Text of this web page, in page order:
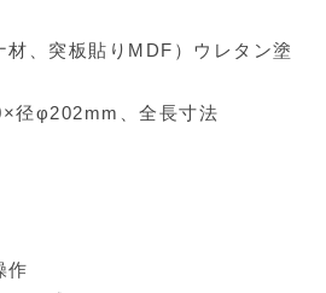
、突板貼りMDF）ウレタン塗
径φ202mm、全長寸法
作